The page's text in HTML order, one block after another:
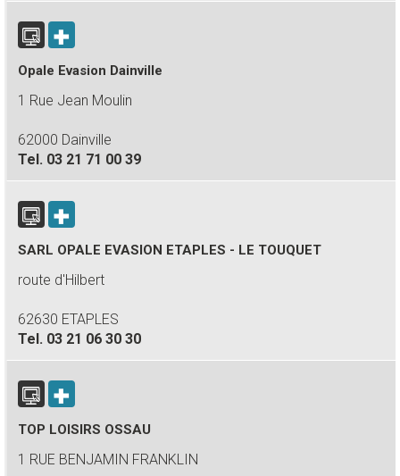
Opale Evasion Dainville
1 Rue Jean Moulin
62000 Dainville
Tel. 03 21 71 00 39
SARL OPALE EVASION ETAPLES - LE TOUQUET
route d'Hilbert
62630 ETAPLES
Tel. 03 21 06 30 30
TOP LOISIRS OSSAU
1 RUE BENJAMIN FRANKLIN